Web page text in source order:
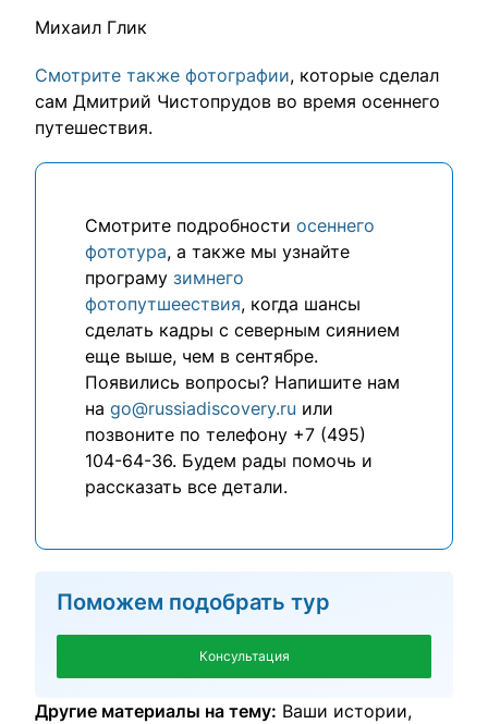
Михаил Глик
Смотрите также фотографии, которые сделал
сам Дмитрий Чистопрудов во время осеннего
путешествия.
Смотрите подробности осеннего
фототура, а также мы узнайте
програму зимнего
фотопутшеествия, когда шансы
сделать кадры с северным сиянием
еще выше, чем в сентябре.
Появились вопросы? Напишите нам
на go@russiadiscovery.ru или
позвоните по телефону +7 (495)
104-64-36. Будем рады помочь и
рассказать все детали.
Поможем подобрать тур
Консультация
Другие материалы на тему: Ваши истории